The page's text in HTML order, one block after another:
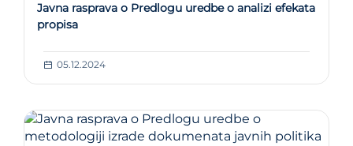
Javna rasprava o Predlogu uredbe o analizi efekata
propisa
05.12.2024